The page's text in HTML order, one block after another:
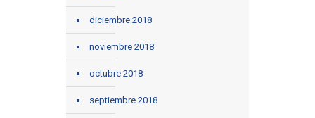
diciembre 2018
noviembre 2018
octubre 2018
septiembre 2018